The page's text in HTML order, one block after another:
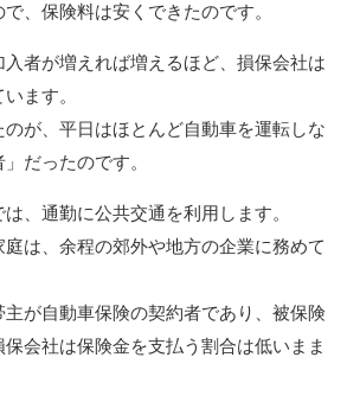
、保険料は安くできたのです。
者が増えれば増えるほど、損保会社は
ます。
が、平日はほとんど自動車を運転しな
だったのです。
、通勤に公共交通を利用します。
は、余程の郊外や地方の企業に務めて
が自動車保険の契約者であり、被保険
会社は保険金を支払う割合は低いまま